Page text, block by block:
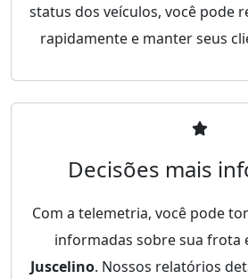
status dos veículos, você pode
rapidamente e manter seus
Decisões mais
Com a telemetria, você pode
informadas sobre sua frota
Juscelino. Nossos relatórios